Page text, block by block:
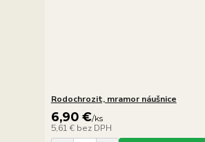
Rodochrozit, mramor náušnice
6,90 €/ks
5,61 € bez DPH